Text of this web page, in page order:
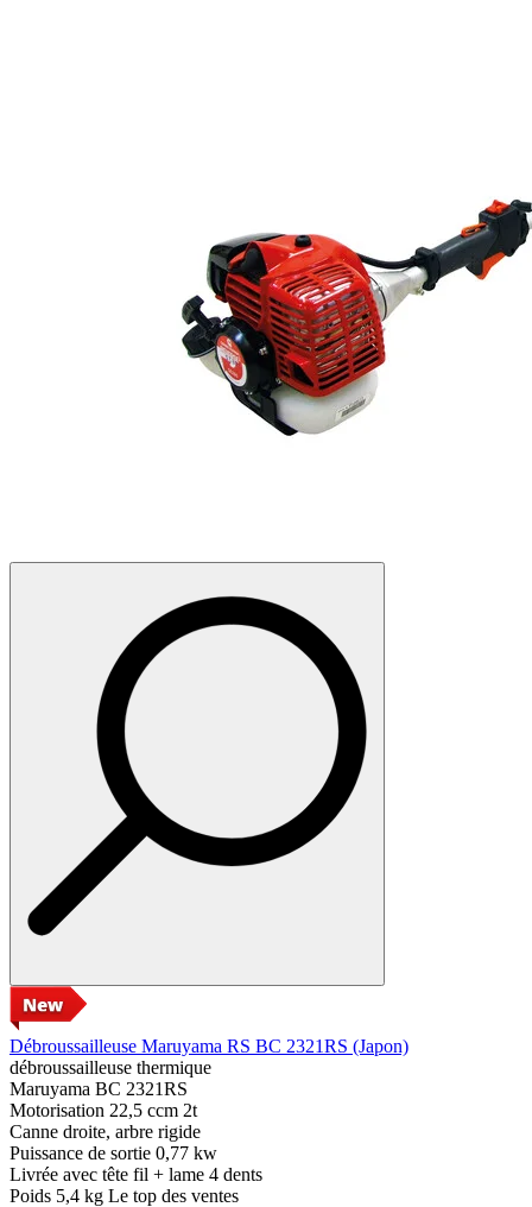
Débroussailleuse Maruyama RS BC 2321RS (Japon)
débroussailleuse thermique
Maruyama BC 2321RS
Motorisation 22,5 ccm 2t
Canne droite, arbre rigide
Puissance de sortie 0,77 kw
Livrée avec tête fil + lame 4 dents
Poids 5,4 kg Le top des ventes